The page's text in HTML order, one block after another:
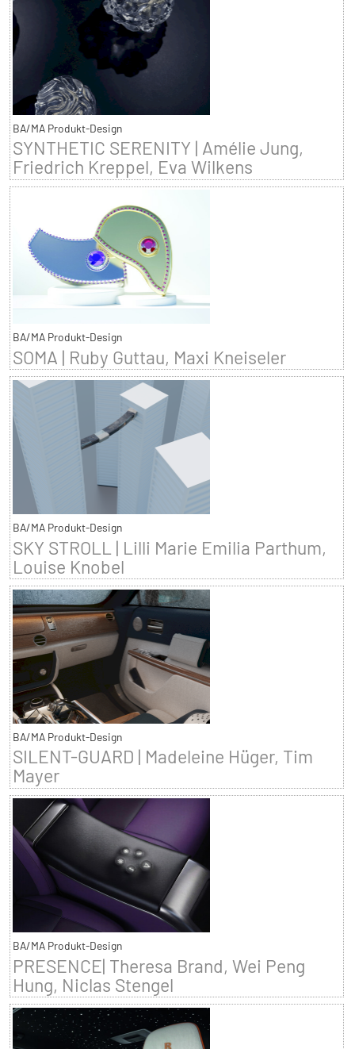
BA/MA Produkt-Design
SYNTHETIC SERENITY | Amélie Jung,
Friedrich Kreppel, Eva Wilkens
BA/MA Produkt-Design
SOMA | Ruby Guttau, Maxi Kneiseler
BA/MA Produkt-Design
SKY STROLL | Lilli Marie Emilia Parthum,
Louise Knobel
BA/MA Produkt-Design
SILENT-GUARD | Madeleine Hüger, Tim
Mayer
BA/MA Produkt-Design
PRESENCE| Theresa Brand, Wei Peng
Hung, Niclas Stengel